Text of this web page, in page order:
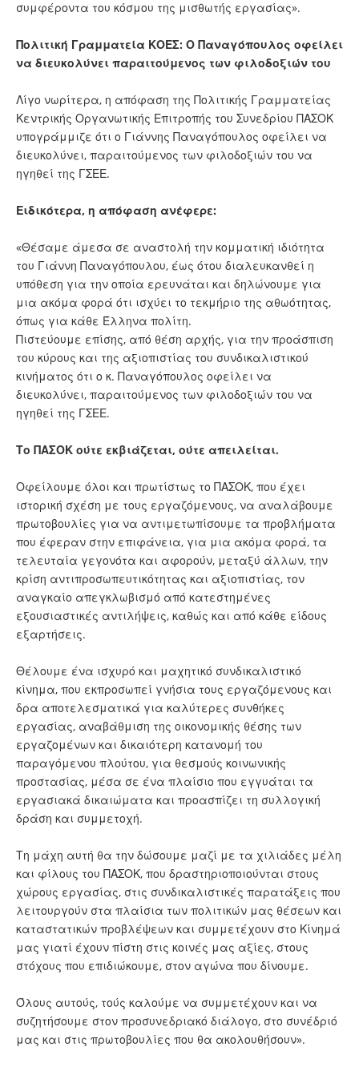
συμφέροντα του κόσμου της μισθωτής εργασίας».
Πολιτική Γραμματεία ΚΟΕΣ: Ο Παναγόπουλος οφείλει
να διευκολύνει παραιτούμενος των φιλοδοξιών του
Λίγο νωρίτερα, η απόφαση της Πολιτικής Γραμματείας
Κεντρικής Οργανωτικής Επιτροπής του Συνεδρίου ΠΑΣΟΚ
υπογράμμιζε ότι ο Γιάννης Παναγόπουλος οφείλει να
διευκολύνει, παραιτούμενος των φιλοδοξιών του να
ηγηθεί της ΓΣΕΕ.
Ειδικότερα, η απόφαση ανέφερε:
«Θέσαμε άμεσα σε αναστολή την κομματική ιδιότητα
του Γιάννη Παναγόπουλου, έως ότου διαλευκανθεί η
υπόθεση για την οποία ερευνάται και δηλώνουμε για
μια ακόμα φορά ότι ισχύει το τεκμήριο της αθωότητας,
όπως για κάθε Έλληνα πολίτη.
Πιστεύουμε επίσης, από θέση αρχής, για την προάσπιση
του κύρους και της αξιοπιστίας του συνδικαλιστικού
κινήματος ότι ο κ. Παναγόπουλος οφείλει να
διευκολύνει, παραιτούμενος των φιλοδοξιών του να
ηγηθεί της ΓΣΕΕ.
Το ΠΑΣΟΚ ούτε εκβιάζεται, ούτε απειλείται.
Οφείλουμε όλοι και πρωτίστως το ΠΑΣΟΚ, που έχει
ιστορική σχέση με τους εργαζόμενους, να αναλάβουμε
πρωτοβουλίες για να αντιμετωπίσουμε τα προβλήματα
που έφεραν στην επιφάνεια, για μια ακόμα φορά, τα
τελευταία γεγονότα και αφορούν, μεταξύ άλλων, την
κρίση αντιπροσωπευτικότητας και αξιοπιστίας, τον
αναγκαίο απεγκλωβισμό από κατεστημένες
εξουσιαστικές αντιλήψεις, καθώς και από κάθε είδους
εξαρτήσεις.
Θέλουμε ένα ισχυρό και μαχητικό συνδικαλιστικό
κίνημα, που εκπροσωπεί γνήσια τους εργαζόμενους και
δρα αποτελεσματικά για καλύτερες συνθήκες
εργασίας, αναβάθμιση της οικονομικής θέσης των
εργαζομένων και δικαιότερη κατανομή του
παραγόμενου πλούτου, για θεσμούς κοινωνικής
προστασίας, μέσα σε ένα πλαίσιο που εγγυάται τα
εργασιακά δικαιώματα και προασπίζει τη συλλογική
δράση και συμμετοχή.
Τη μάχη αυτή θα την δώσουμε μαζί με τα χιλιάδες μέλη
και φίλους του ΠΑΣΟΚ, που δραστηριοποιούνται στους
χώρους εργασίας, στις συνδικαλιστικές παρατάξεις που
λειτουργούν στα πλαίσια των πολιτικών μας θέσεων και
καταστατικών προβλέψεων και συμμετέχουν στο Κίνημά
μας γιατί έχουν πίστη στις κοινές μας αξίες, στους
στόχους που επιδιώκουμε, στον αγώνα που δίνουμε.
Όλους αυτούς, τούς καλούμε να συμμετέχουν και να
συζητήσουμε στον προσυνεδριακό διάλογο, στο συνέδριό
μας και στις πρωτοβουλίες που θα ακολουθήσουν».